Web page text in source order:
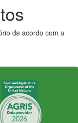
de acordo com a